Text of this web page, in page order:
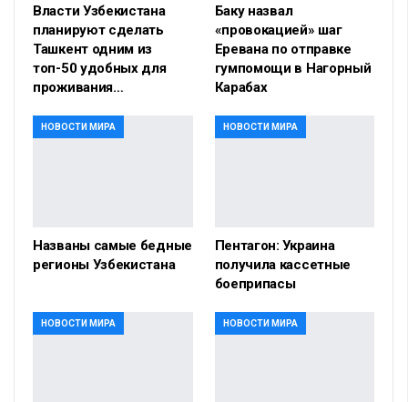
Власти Узбекистана
планируют сделать
Ташкент одним из
топ-50 удобных для
проживания…
Баку назвал
«провокацией» шаг
Еревана по отправке
гумпомощи в Нагорный
Карабах
НОВОСТИ МИРА
Названы самые бедные
регионы Узбекистана
НОВОСТИ МИРА
Пентагон: Украина
получила кассетные
боеприпасы
НОВОСТИ МИРА НОВОСТИ МИРА